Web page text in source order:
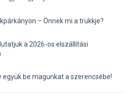
– Önnek mi a trükkje?
a 2026-os elszállítási
együk be magunkat a szerencsébe!